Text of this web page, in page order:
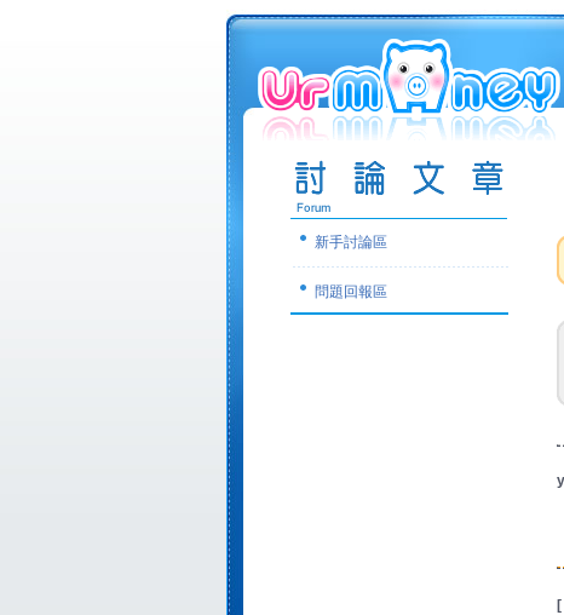
新手討論區
問題回報區